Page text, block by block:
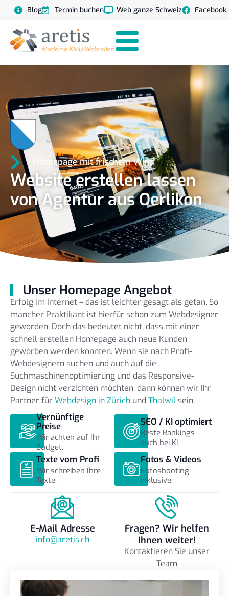
Blog Termin buchen Web ganze Schweiz Facebook
Homepage mit frischem Wind
Website erstellen lassen
von Agentur aus Oerlikon
Unser Homepage Angebot
Erfolg im Internet – das ist leichter gesagt als getan. So
mancher Praktikant ist hierfür schon zum Webdesigner
geworden. Doch das bedeutet nicht, dass mit einer
schnell erstellen Homepage auch neue Kunden
geworben werden konnten. Wenn sie nach Profi-
Webdesignern suchen und auch auf die
Suchmaschinenoptimierung und das Responsive-
Design nicht verzichten möchten, dann können wir Ihr
Partner fürWebdesign in Zürich und Thalwilsein.
Vernünftige
Preise
Wir achten auf Ihr
Budget.
SEO / KI optimiert
Beste Rankings
auch bei KI.
Texte vom Profi
Wir schreiben Ihre
Texte.
Fotos & Videos
Fotoshooting
inklusive.
E-Mail Adresse
info@aretis.ch
Fragen? Wir helfen
Ihnen weiter!
Kontaktieren Sie unser
Team